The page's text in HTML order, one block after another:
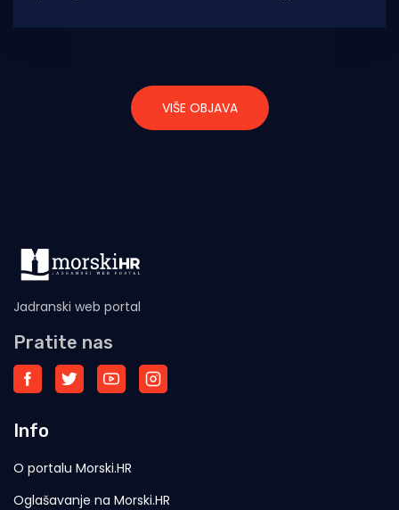
VIŠE OBJAVA
Jadranski web portal
Pratite nas
Info
O portalu Morski.HR
Oglašavanje na Morski.HR